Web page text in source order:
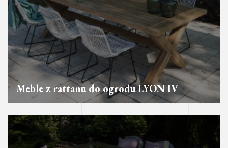
Meble z rattanu do ogrodu LYON IV